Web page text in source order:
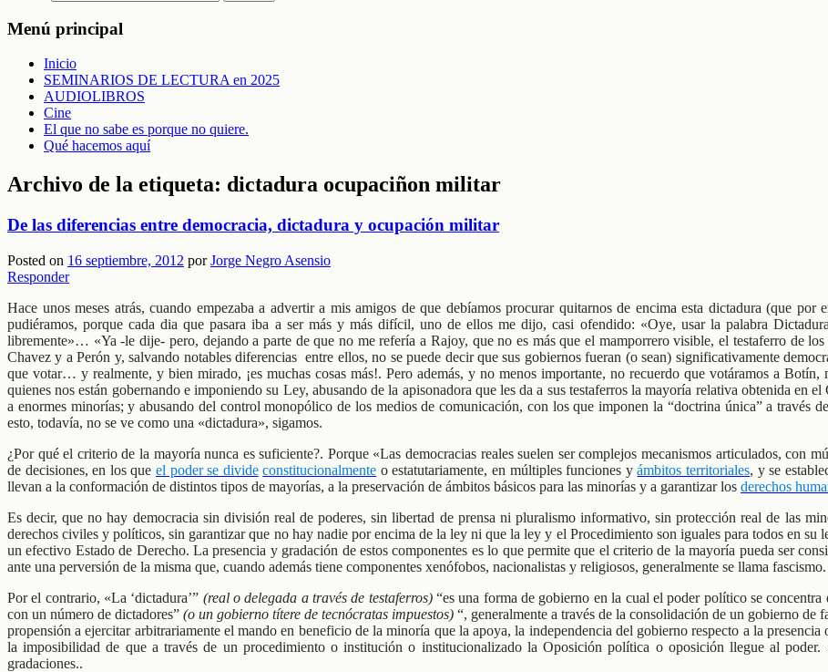
Menú principal
Inicio
SEMINARIOS DE LECTURA en 2025
AUDIOLIBROS
Cine
El que no sabe es porque no quiere.
Qué hacemos aquí
Archivo de la etiqueta: dictadura ocupaciñon militar
De las diferencias entre democracia, dictadura y ocupación militar
Posted on 16 septiembre, 2012 porJorge Negro Asensio
Responder
Hace unos meses atrás, cuando empezaba a advertir a mis amigos de que debíamos procurar quitarnos de encima esta dictadura (que por
pudiéramos, porque cada dia que pasara iba a ser más y más difícil, uno de ellos me dijo, casi ofendido: «Oye, usar la palabra
libremente»… «Ya -le dije- pero, dejando a parte de que no me refería a Rajoy, que no es más que el mamporrero visible, el testaferro de
Chavez y a Perón y, salvando notables diferencias entre ellos, no se puede decir que sus gobiernos fueran (o sean) significativamente
que votar… y realmente, y bien mirado, ¡es muchas cosas más!. Pero además, y no menos importante, no recuerdo que votáramos a
quienes nos están gobernando e imponiendo su Ley, abusando de la apisonadora que les da a sus testaferros la mayoría relativa obtenida en
a enormes minorías; y abusando del control monopólico de los medios de comunicación, con los que imponen la “doctrina única” a través
esto, todavía, no se ve como una «dictadura», sigamos.
¿Por qué el criterio de la mayoría nunca es suficiente?. Porque «Las democracias reales suelen ser complejos mecanismos articulados, con
de decisiones, en los que el poder se divide constitucionalmente o estatutariamente, en múltiples funciones yámbitos territoriales, y se
llevan a la conformación de distintos tipos de mayorías, a la preservación de ámbitos básicos para las minorías y a garantizar los derechos
Es decir, que no hay democracia sin división real de poderes, sin libertad de prensa ni pluralismo informativo, sin protección real de las
derechos civiles y políticos, sin garantizar que no hay nadie por encima de la ley ni que la ley y el Procedimiento son iguales para todos en su
un efectivo Estado de Derecho. La presencia y gradación de estos componentes es lo que permite que el criterio de la mayoría pueda ser
ante una perversión de la misma que, cuando además tiene componentes xenófobos, nacionalistas y religiosos, generalmente se llama fascismo.
Por el contrario, «La ‘dictadura’” (real o delegada a través de testaferros)“es una forma de gobierno en la cual el poder político se
con un número de dictadores” (o un gobierno títere de tecnócratas impuestos) “, generalmente a través de la consolidación de un gobierno de
propensión a ejercitar arbitrariamente el mando en beneficio de la minoría que la apoya, la independencia del gobierno respecto a la
la imposibilidad de que a través de un procedimiento o institución o institucionalizado la Oposición política o oposición llegue al
gradaciones..